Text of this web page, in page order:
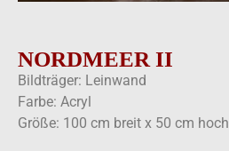
NORDMEER II
Bildträger: Leinwand
Farbe: Acryl
Größe: 100 cm breit x 50 cm hoch